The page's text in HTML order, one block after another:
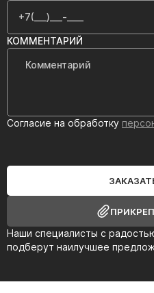
Наши специалисты с
подберут наилучшее
КОММЕНТАРИЙ
Согласие на обработку